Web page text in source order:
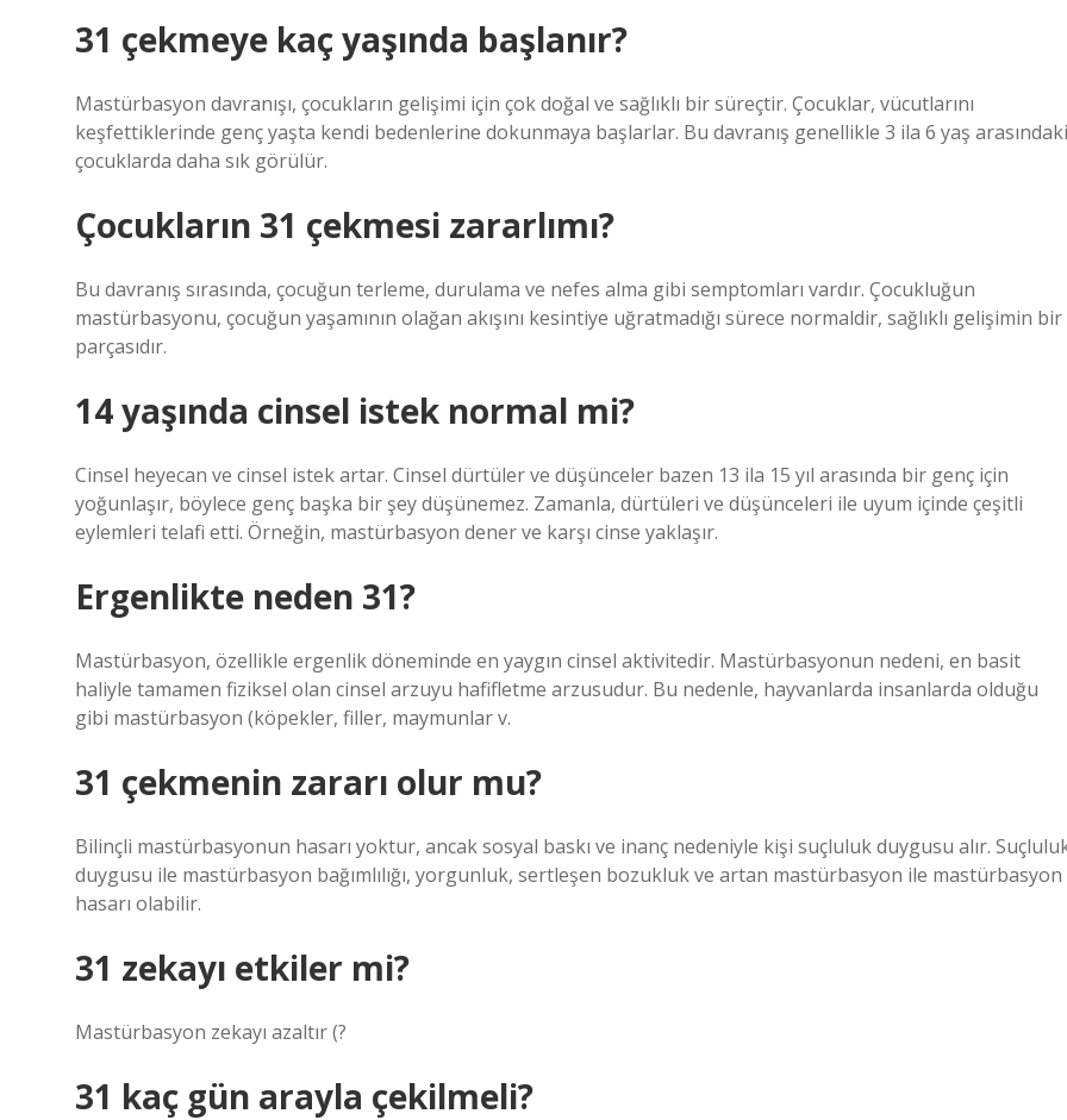
31 çekmeye kaç yaşında başlanır?
Mastürbasyon davranışı, çocukların gelişimi için çok doğal ve sağlıklı bir süreçtir. Çocuklar, vücutlarını
keşfettiklerinde genç yaşta kendi bedenlerine dokunmaya başlarlar. Bu davranış genellikle 3 ila 6 yaş arasındaki
çocuklarda daha sık görülür.
Çocukların 31 çekmesi zararlımı?
Bu davranış sırasında, çocuğun terleme, durulama ve nefes alma gibi semptomları vardır. Çocukluğun
mastürbasyonu, çocuğun yaşamının olağan akışını kesintiye uğratmadığı sürece normaldir, sağlıklı gelişimin bir
parçasıdır.
14 yaşında cinsel istek normal mi?
Cinsel heyecan ve cinsel istek artar. Cinsel dürtüler ve düşünceler bazen 13 ila 15 yıl arasında bir genç için
yoğunlaşır, böylece genç başka bir şey düşünemez. Zamanla, dürtüleri ve düşünceleri ile uyum içinde çeşitli
eylemleri telafi etti. Örneğin, mastürbasyon dener ve karşı cinse yaklaşır.
Ergenlikte neden 31?
Mastürbasyon, özellikle ergenlik döneminde en yaygın cinsel aktivitedir. Mastürbasyonun nedeni, en basit
haliyle tamamen fiziksel olan cinsel arzuyu hafifletme arzusudur. Bu nedenle, hayvanlarda insanlarda olduğu
gibi mastürbasyon (köpekler, filler, maymunlar v.
31 çekmenin zararı olur mu?
Bilinçli mastürbasyonun hasarı yoktur, ancak sosyal baskı ve inanç nedeniyle kişi suçluluk duygusu alır.
duygusu ile mastürbasyon bağımlılığı, yorgunluk, sertleşen bozukluk ve artan mastürbasyon ile mastürbasyon
hasarı olabilir.
31 zekayı etkiler mi?
Mastürbasyon zekayı azaltır (?
31 kaç gün arayla çekilmeli?